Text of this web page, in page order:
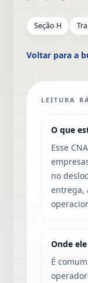
Seção H
Voltar para a
LEITURA
O que
Esse
no
entrega,
Onde
É